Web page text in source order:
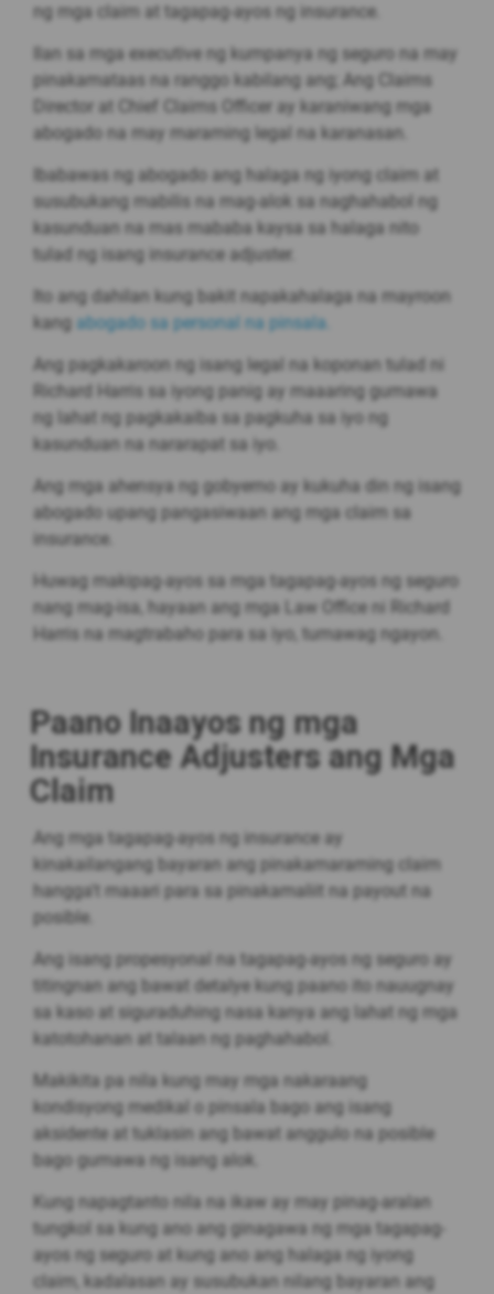
ng mga claim at tagapag-ayos ng insurance.
Ilan sa mga executive ng kumpanya ng seguro na may
pinakamataas na ranggo kabilang ang; Ang Claims
Director at Chief Claims Officer ay karaniwang mga
abogado na may maraming legal na karanasan.
Ibabawas ng abogado ang halaga ng iyong claim at
susubukang mabilis na mag-alok sa naghahabol ng
kasunduan na mas mababa kaysa sa halaga nito
tulad ng isang insurance adjuster.
Ito ang dahilan kung bakit napakahalaga na mayroon
kang abogado sa personal na pinsala.
Ang pagkakaroon ng isang legal na koponan tulad ni
Richard Harris sa iyong panig ay maaaring gumawa
ng lahat ng pagkakaiba sa pagkuha sa iyo ng
kasunduan na nararapat sa iyo.
Ang mga ahensya ng gobyerno ay kukuha din ng isang
abogado upang pangasiwaan ang mga claim sa
insurance.
Huwag makipag-ayos sa mga tagapag-ayos ng seguro
nang mag-isa, hayaan ang mga Law Office ni Richard
Harris na magtrabaho para sa iyo, tumawag ngayon.
Paano Inaayos ng mga
Insurance Adjusters ang Mga
Claim
Ang mga tagapag-ayos ng insurance ay
kinakailangang bayaran ang pinakamaraming claim
hangga't maaari para sa pinakamaliit na payout na
posible.
Ang isang propesyonal na tagapag-ayos ng seguro ay
titingnan ang bawat detalye kung paano ito nauugnay
sa kaso at siguraduhing nasa kanya ang lahat ng mga
katotohanan at talaan ng paghahabol.
Makikita pa nila kung may mga nakaraang
kondisyong medikal o pinsala bago ang isang
aksidente at tuklasin ang bawat anggulo na posible
bago gumawa ng isang alok.
Kung napagtanto nila na ikaw ay may pinag-aralan
tungkol sa kung ano ang ginagawa ng mga tagapag-
ayos ng seguro at kung ano ang halaga ng iyong
claim, kadalasan ay susubukan nilang bayaran ang